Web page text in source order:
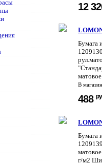
12
Бумага
В
488
Бумага
г/м2